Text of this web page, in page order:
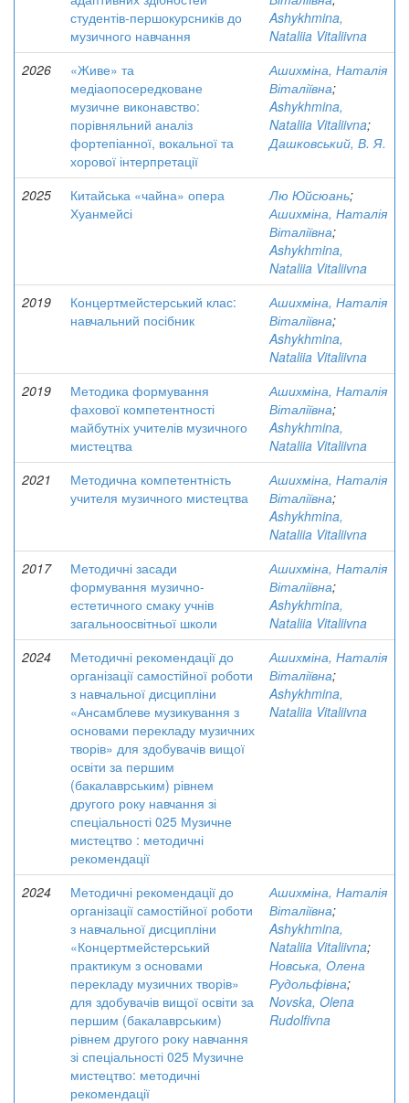
студентів-першокурсників до
музичного навчання
Ashykhmina,
Nataliia Vitaliivna
2026
«Живе» та
медіаопосередковане
музичне виконавство:
порівняльний аналіз
фортепіанної, вокальної та
хорової інтерпретації
Ашихміна, Наталія
Віталіївна;
Ashykhmina,
Nataliia Vitaliivna;
Дашковський, В. Я.
2025
Китайська «чайна» опера
Хуанмейсі
Лю Юйсюань;
Ашихміна, Наталія
Віталіївна;
Ashykhmina,
Nataliia Vitaliivna
2019
Концертмейстерський клас:
навчальний посібник
Ашихміна, Наталія
Віталіївна;
Ashykhmina,
Nataliia Vitaliivna
2019
Методика формування
фахової компетентності
майбутніх учителів музичного
мистецтва
Ашихміна, Наталія
Віталіївна;
Ashykhmina,
Nataliia Vitaliivna
2021
Методична компетентність
учителя музичного мистецтва
Ашихміна, Наталія
Віталіївна;
Ashykhmina,
Nataliia Vitaliivna
2017
Методичні засади
формування музично-
естетичного смаку учнів
загальноосвітньої школи
Ашихміна, Наталія
Віталіївна;
Ashykhmina,
Nataliia Vitaliivna
2024
Методичні рекомендації до
організації самостійної роботи
з навчальної дисципліни
«Ансамблеве музикування з
основами перекладу музичних
творів» для здобувачів вищої
освіти за першим
(бакалаврським) рівнем
другого року навчання зі
спеціальності 025 Музичне
мистецтво : методичні
рекомендації
Ашихміна, Наталія
Віталіївна;
Ashykhmina,
Nataliia Vitaliivna
2024
Методичні рекомендації до
організації самостійної роботи
з навчальної дисципліни
«Концертмейстерський
практикум з основами
перекладу музичних творів»
для здобувачів вищої освіти за
першим (бакалаврським)
рівнем другого року навчання
зі спеціальності 025 Музичне
мистецтво: методичні
рекомендації
Ашихміна, Наталія
Віталіївна;
Ashykhmina,
Nataliia Vitaliivna;
Новська, Олена
Рудольфівна;
Novska, Olena
Rudolfivna